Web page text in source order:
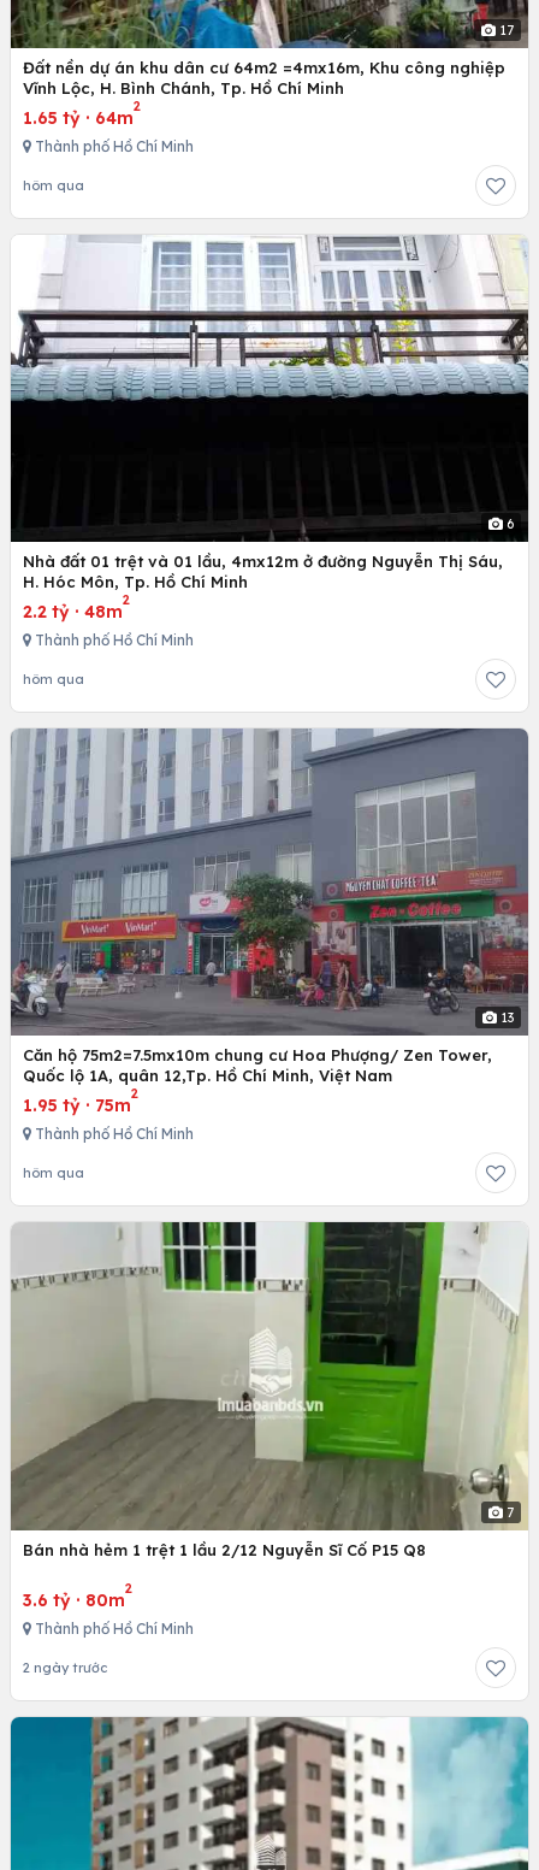
17
Đất nền dự án khu dân cư 64m2 =4mx16m, Khu công nghiệp
Vĩnh Lộc, H. Bình Chánh, Tp. Hồ Chí Minh
1.65 tỷ · 64m
2
Thành phố Hồ Chí Minh
hôm qua
6
Nhà đất 01 trệt và 01 lầu, 4mx12m ở đường Nguyễn Thị Sáu,
H. Hóc Môn, Tp. Hồ Chí Minh
2.2 tỷ · 48m
2
Thành phố Hồ Chí Minh
hôm qua
13
Căn hộ 75m2=7.5mx10m chung cư Hoa Phượng/ Zen Tower,
Quốc lộ 1A, quân 12,Tp. Hồ Chí Minh, Việt Nam
1.95 tỷ · 75m
2
Thành phố Hồ Chí Minh
hôm qua
7
Bán nhà hẻm 1 trệt 1 lầu 2/12 Nguyễn Sĩ Cố P15 Q8
3.6 tỷ · 80m
2
Thành phố Hồ Chí Minh
2 ngày trước